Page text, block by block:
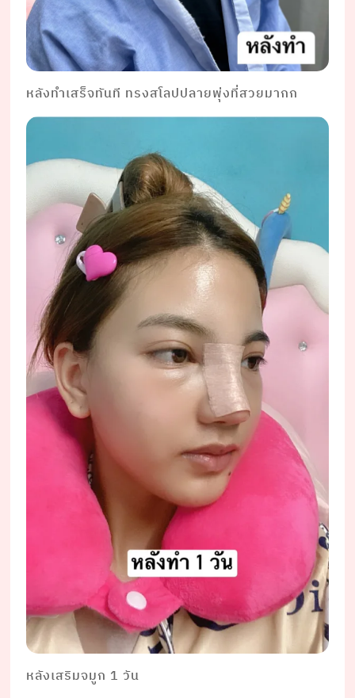
หลังทำเสร็จทันที ทรงสโลปปลายพุ่งที่สวยมากก
หลังเสริมจมูก 1 วัน